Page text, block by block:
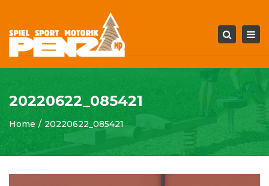
Search
20220622_085421
Home 20220622_085421